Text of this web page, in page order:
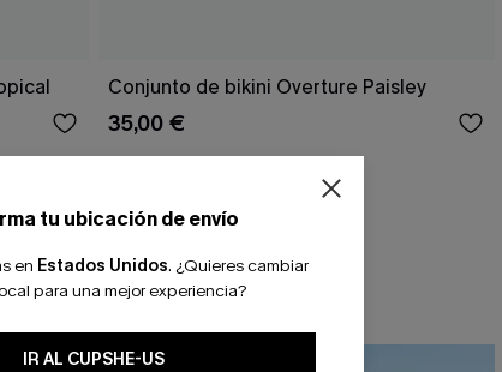
Conjunto de bikini Overture Paisley
35,00 €
tu ubicación de envío
en Estados Unidos. ¿Quieres cambiar
para una mejor experiencia?
IR AL CUPSHE-US